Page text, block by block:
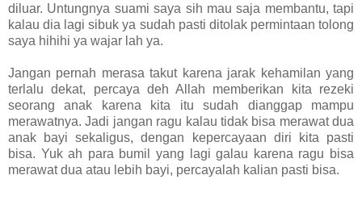
diluar. Untungnya suami saya sih mau saja membantu, tapi
kalau dia lagi sibuk ya sudah pasti ditolak permintaan tolong
saya hihihi ya wajar lah ya.
Jangan pernah merasa takut karena jarak kehamilan yang
terlalu dekat, percaya deh Allah memberikan kita rezeki
seorang anak karena kita itu sudah dianggap mampu
merawatnya. Jadi jangan ragu kalau tidak bisa merawat dua
anak bayi sekaligus, dengan kepercayaan diri kita pasti
bisa. Yuk ah para bumil yang lagi galau karena ragu bisa
merawat dua atau lebih bayi, percayalah kalian pasti bisa.